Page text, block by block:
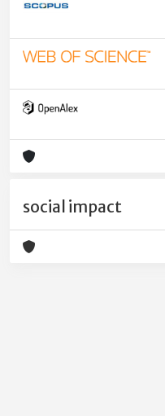
social impact